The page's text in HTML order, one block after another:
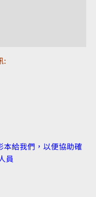
:
本給我們，以便協助確
員